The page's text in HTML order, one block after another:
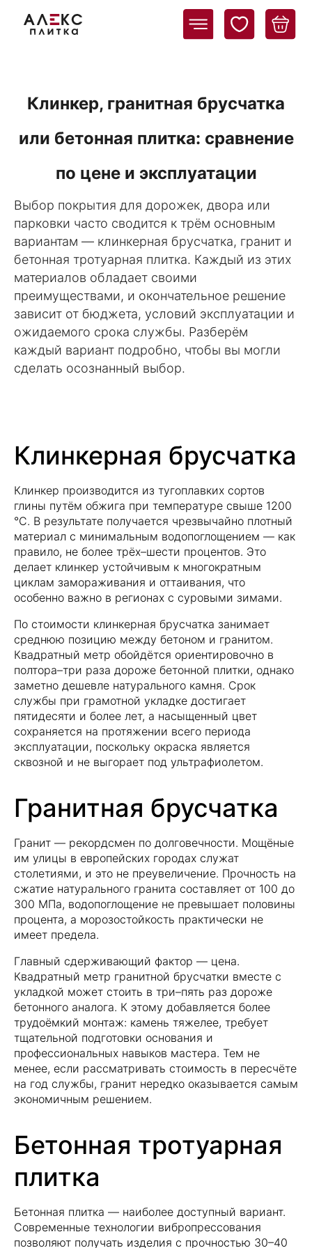
Клинкер, гранитная брусчатка
или бетонная плитка: сравнение
по цене и эксплуатации
Выбор покрытия для дорожек, двора или
парковки часто сводится к трём основным
вариантам — клинкерная брусчатка, гранит и
бетонная тротуарная плитка. Каждый из этих
материалов обладает своими
преимуществами, и окончательное решение
зависит от бюджета, условий эксплуатации и
ожидаемого срока службы. Разберём
каждый вариант подробно, чтобы вы могли
сделать осознанный выбор.
Клинкерная брусчатка
Клинкер производится из тугоплавких сортов
глины путём обжига при температуре свыше 1200
°C. В результате получается чрезвычайно плотный
материал с минимальным водопоглощением — как
правило, не более трёх–шести процентов. Это
делает клинкер устойчивым к многократным
циклам замораживания и оттаивания, что
особенно важно в регионах с суровыми зимами.
По стоимости клинкерная брусчатка занимает
среднюю позицию между бетоном и гранитом.
Квадратный метр обойдётся ориентировочно в
полтора–три раза дороже бетонной плитки, однако
заметно дешевле натурального камня. Срок
службы при грамотной укладке достигает
пятидесяти и более лет, а насыщенный цвет
сохраняется на протяжении всего периода
эксплуатации, поскольку окраска является
сквозной и не выгорает под ультрафиолетом.
Гранитная брусчатка
Гранит — рекордсмен по долговечности. Мощёные
им улицы в европейских городах служат
столетиями, и это не преувеличение. Прочность на
сжатие натурального гранита составляет от 100 до
300 МПа, водопоглощение не превышает половины
процента, а морозостойкость практически не
имеет предела.
Главный сдерживающий фактор — цена.
Квадратный метр гранитной брусчатки вместе с
укладкой может стоить в три–пять раз дороже
бетонного аналога. К этому добавляется более
трудоёмкий монтаж: камень тяжелее, требует
тщательной подготовки основания и
профессиональных навыков мастера. Тем не
менее, если рассматривать стоимость в пересчёте
на год службы, гранит нередко оказывается самым
экономичным решением.
Бетонная тротуарная
плитка
Бетонная плитка — наиболее доступный вариант.
Современные технологии вибропрессования
позволяют получать изделия с прочностью 30–40